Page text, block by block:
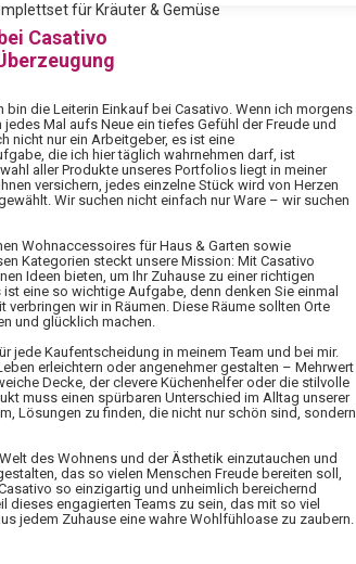
für Kräuter & Gemüse
Casativo
bin die Leiterin Einkauf bei Casativo. Wenn ich morgens
Mal aufs Neue ein tiefes Gefühl der Freude und
nicht nur ein Arbeitgeber, es ist eine
die ich hier täglich wahrnehmen darf, ist
aller Produkte unseres Portfolios liegt in meiner
versichern, jedes einzelne Stück wird von Herzen
Wir suchen nicht einfach nur Ware – wir suchen
Wohnaccessoires für Haus & Garten sowie
Kategorien steckt unsere Mission: Mit Casativo
Ideen bieten, um Ihr Zuhause zu einer richtigen
eine so wichtige Aufgabe, denn denken Sie einmal
verbringen wir in Räumen. Diese Räume sollten Orte
und glücklich machen.
jede Kaufentscheidung in meinem Team und bei mir.
erleichtern oder angenehmer gestalten – Mehrwert
Decke, der clevere Küchenhelfer oder die stilvolle
muss einen spürbaren Unterschied im Alltag unserer
Lösungen zu finden, die nicht nur schön sind, sondern
des Wohnens und der Ästhetik einzutauchen und
das so vielen Menschen Freude bereiten soll,
so einzigartig und unheimlich bereichernd
dieses engagierten Teams zu sein, das mit so viel
jedem Zuhause eine wahre Wohlfühloase zu zaubern.